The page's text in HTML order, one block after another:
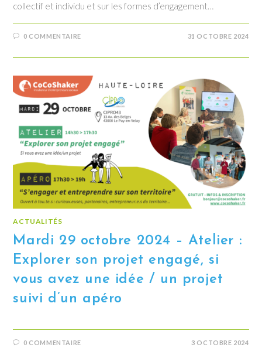
collectif et individu et sur les formes d’engagement…
0 COMMENTAIRE 31 OCTOBRE 2024
ACTUALITÉS
Mardi 29 octobre 2024 – Atelier :
Explorer son projet engagé, si
vous avez une idée / un projet
suivi d’un apéro
0 COMMENTAIRE 3 OCTOBRE 2024